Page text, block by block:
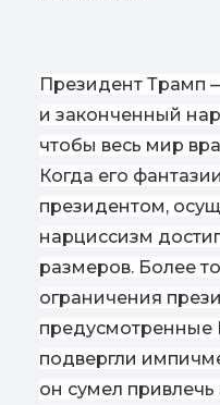
Президент Трамп
и законченный
чтобы весь мир
Когда его
президентом,
нарциссизм
размеров. Более
ограничения
предусмотренные
подвергли
он сумел